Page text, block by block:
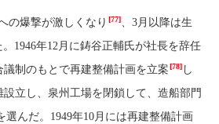
の爆撃が激しくなり [77]、3月以降は生
1946年12月に鋳谷正輔氏が社長を辞任
制のもとで再建整備計画を立案[78] し
立し、泉州工場を閉鎖して、造船部門
選んだ。1949年10月には再建整備計画